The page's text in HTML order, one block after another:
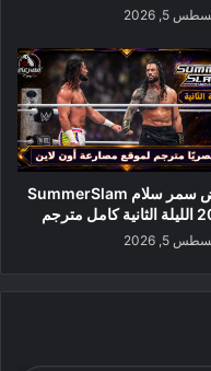
5, 2026
عرض سمر سلام SummerSlam
مترجم
5, 2026